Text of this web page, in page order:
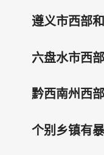
遵义市西部
六盘水市西
黔西南州西
个别乡镇有